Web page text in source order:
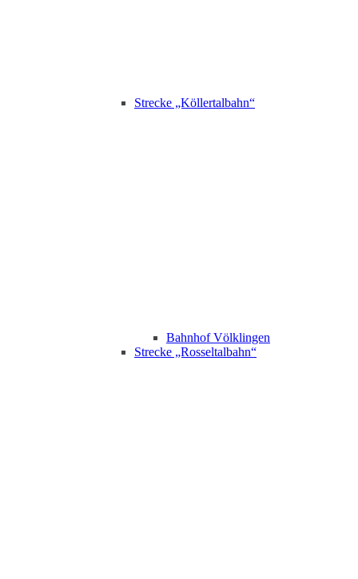
Strecke „Köllertalbahn“
Bahnhof Völklingen
Strecke „Rosseltalbahn“